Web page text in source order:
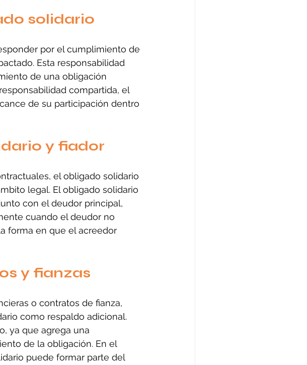
solidario
por el cumplimiento de
Esta responsabilidad
de una obligación
compartida, el
de su participación dentro
y fiador
el obligado solidario
legal. El obligado solidario
con el deudor principal,
cuando el deudor no
forma en que el acreedor
y fianzas
o contratos de fianza,
como respaldo adicional.
ya que agrega una
de la obligación. En el
puede formar parte del